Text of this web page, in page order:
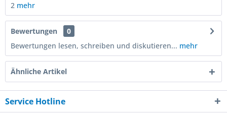
2 mehr
Bewertungen
0
Bewertungen lesen, schreiben und diskutieren... mehr
Ähnliche Artikel
Service Hotline